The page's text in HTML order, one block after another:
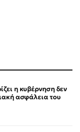
η κυβέρνηση δεν
ασφάλεια του